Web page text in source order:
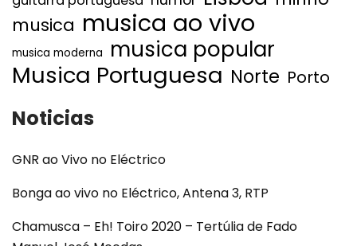
musica musica ao vivo
musica moderna musica popular
Musica Portuguesa Norte Porto
Noticias
GNR ao Vivo no Eléctrico
Bonga ao vivo no Eléctrico, Antena 3, RTP
Chamusca – Eh! Toiro 2020 – Tertúlia de Fado